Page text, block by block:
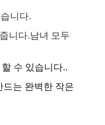
니다.
니다.남녀 모두
수 있습니다..
는 완벽한 작은